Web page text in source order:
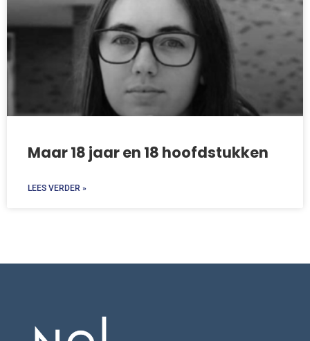
Maar 18 jaar en 18 hoofdstukken
LEES VERDER »